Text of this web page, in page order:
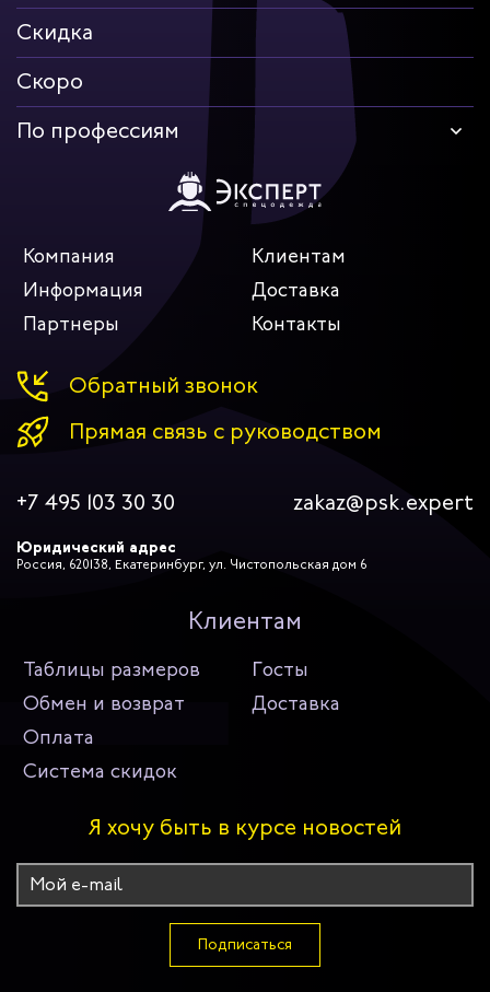
Скидка
Скоро
По профессиям
Компания
Клиентам
Информация
Доставка
Партнеры
Контакты
Обратный звонок
Прямая связь с руководством
+7 495 103 30 30 zakaz@psk.expert
Юридический адрес
Россия, 620138, Екатеринбург, ул. Чистопольская дом 6
Клиентам
Таблицы размеров
Госты
Обмен и возврат
Доставка
Оплата
Система скидок
Я хочу быть в курсе новостей
Подписаться